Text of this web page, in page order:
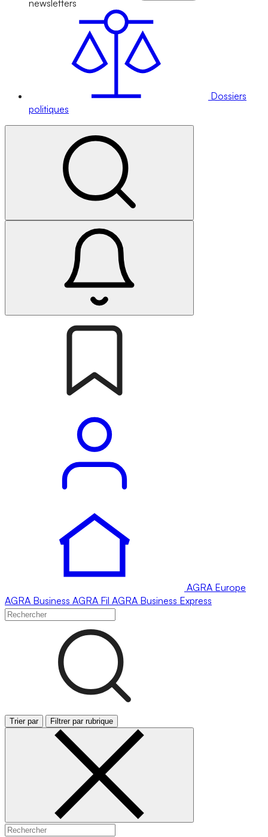
newsletters
Dossiers
politiques
AGRA Europe
AGRA Business AGRA Fil AGRA Business Express
Trier par Filtrer par rubrique